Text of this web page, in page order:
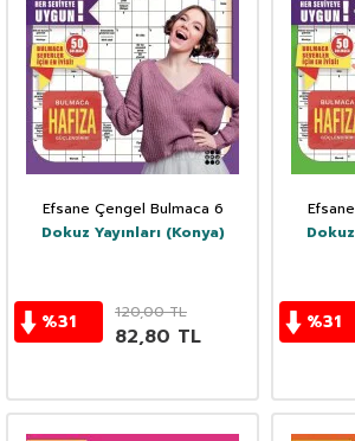
Efsane Çengel Bulmaca 6
Dokuz Yayınları (Konya)
%31 120,00TL
82,80 TL
%31